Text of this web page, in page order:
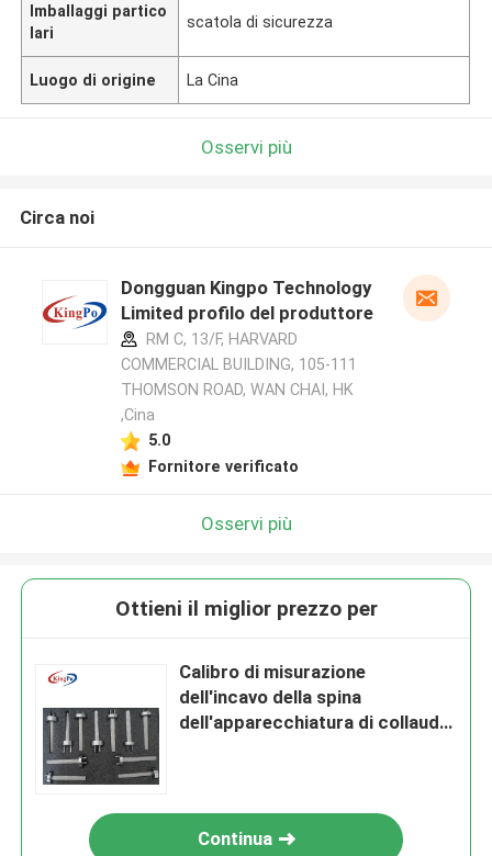
Imballaggi partico
lari
scatola di sicurezza
Luogo di origine La Cina
Osservi più
Circa noi
Dongguan Kingpo Technology
Limited profilo del produttore
RM C, 13/F, HARVARD
COMMERCIAL BUILDING, 105-111
THOMSON ROAD, WAN CHAI, HK
,Cina
5.0
Fornitore verificato
Osservi più
Ottieni il miglior prezzo per
Calibro di misurazione
dell'incavo della spina
dell'apparecchiatura di collaudo
Continua